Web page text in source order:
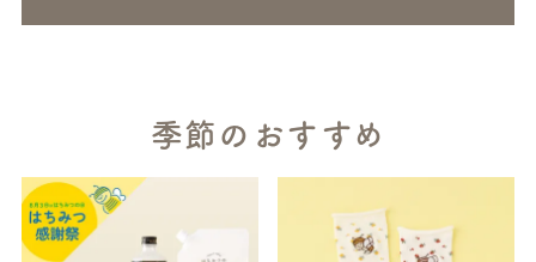
季節のおすすめ